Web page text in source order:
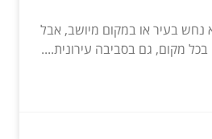
נחש בעיר או במקום מיושב, אבל
מקום, גם בסביבה עירונית....